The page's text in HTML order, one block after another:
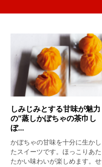
しみじみとする甘味が魅力
の"蒸しかぼちゃの茶巾し
ぼ...
かぼちゃの甘味を十分に生かし
たスイーツです。ほっこりあた
たかい味わいが楽しめます。せ